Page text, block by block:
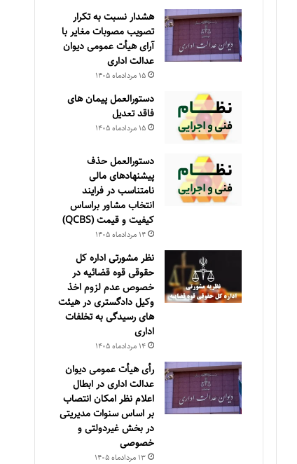
هشدار نسبت به تکرار
تصویب مصوبات مغایر با
آرای هیأت عمومی دیوان
عدالت اداری
۱۵ مرداد‌ماه ۱۴۰۵
دستورالعمل پیمان های
فاقد تعدیل
۱۵ مرداد‌ماه ۱۴۰۵
دستورالعمل حذف
پيشنهادهای مالی
نامتناسب در فرايند
انتخاب مشاور براساس
كيفيت و قيمت (QCBS)
۱۴ مرداد‌ماه ۱۴۰۵
نظر مشورتی اداره کل
حقوقی قوه قضائیه در
خصوص عدم لزوم اخذ
وکیل دادگستری در هیئت
های رسیدگی به تخلفات
اداری
۱۴ مرداد‌ماه ۱۴۰۵
رأی هیأت عمومی دیوان
عدالت اداری در ابطال
اعلام نظر امکان انتصاب
بر اساس سنوات مدیریتی
در بخش غیردولتی و
خصوصی
۱۳ مرداد‌ماه ۱۴۰۵